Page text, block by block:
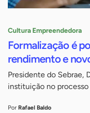
Cultura Empreendedora
Formalização é
rendimento e
Presidente do Sebrae,
instituição no
Por Rafael Baldo